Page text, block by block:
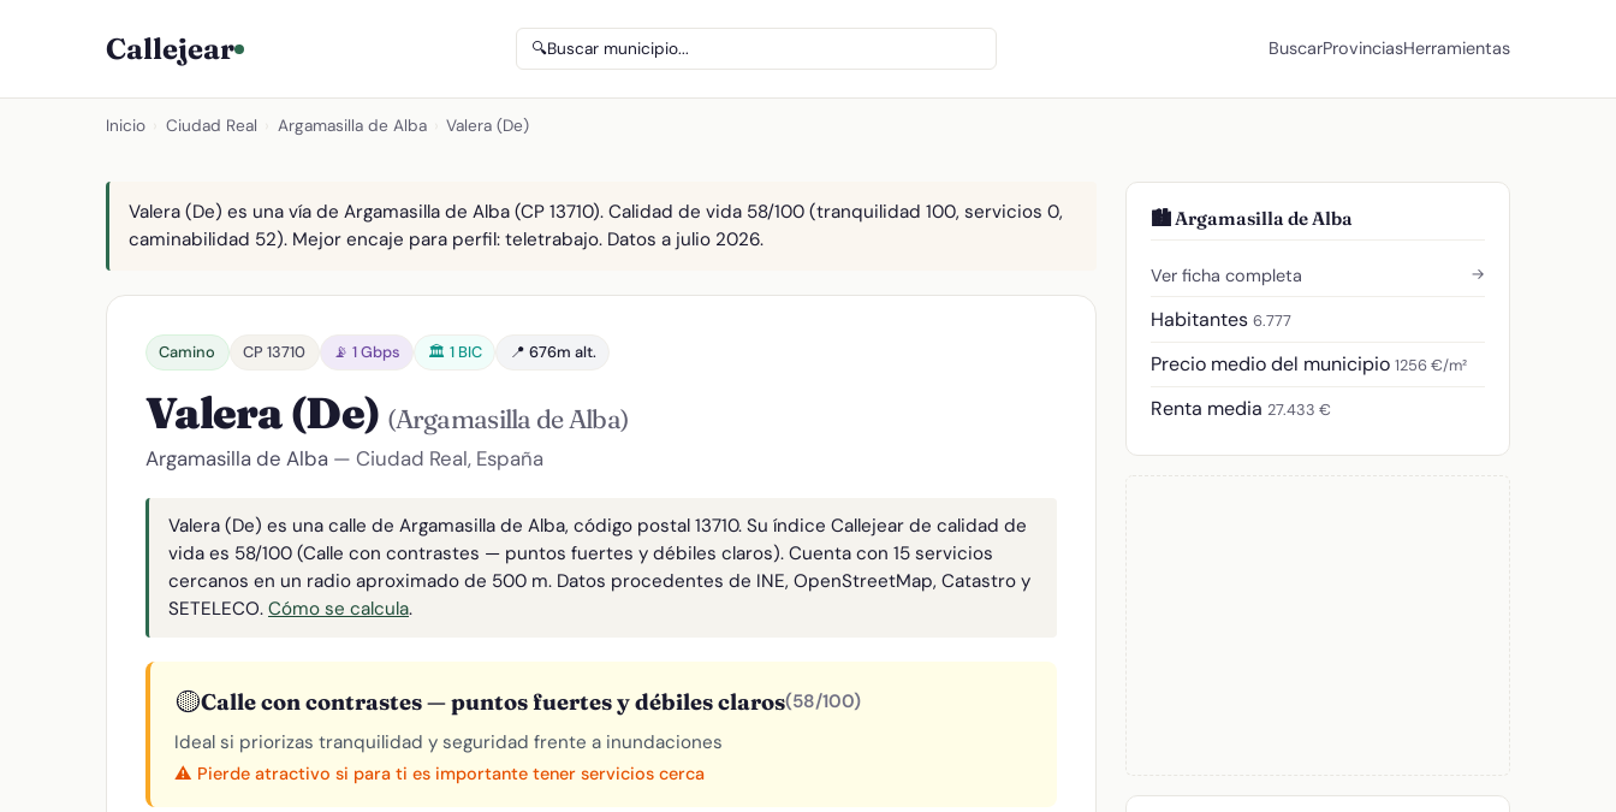
Callejear 🔍Buscar municipio... BuscarProvinciasHerramientas
Inicio Ciudad Real Argamasilla de Alba Valera (De)
Valera (De) es una vía de Argamasilla de Alba (CP 13710). Calidad de vida 58/100 (tranquilidad 100, servicios 0,
caminabilidad 52). Mejor encaje para perfil: teletrabajo. Datos a julio 2026.
Camino CP 13710 📡 1 Gbps 🏛️ 1 BIC 📍 676m alt.
Valera (De) (Argamasilla de Alba)
Argamasilla de Alba — Ciudad Real, España
Valera (De) es una calle de Argamasilla de Alba, código postal 13710. Su índice Callejear de calidad de
vida es 58/100 (Calle con contrastes — puntos fuertes y débiles claros). Cuenta con 15 servicios
cercanos en un radio aproximado de 500 m. Datos procedentes de INE, OpenStreetMap, Catastro y
SETELECO. Cómo se calcula.
🟡Calle con contrastes — puntos fuertes y débiles claros(58/100)
Ideal si priorizas tranquilidad y seguridad frente a inundaciones
⚠️ Pierde atractivo si para ti es importante tener servicios cerca
🏙️ Argamasilla de Alba
Ver ficha completa →
Habitantes 6.777
Precio medio del municipio 1256 €/m²
Renta media 27.433 €